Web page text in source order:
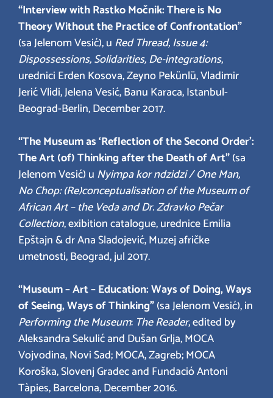
“Interview with Rastko Močnik: There is No
Theory Without the Practice of Confrontation”
(sa Jelenom Vesić), u Red Thread, Issue 4:
Dispossessions, Solidarities, De-integrations,
urednici Erden Kosova, Zeyno Pekünlü, Vladimir
Jerić Vlidi, Jelena Vesić, Banu Karaca, Istanbul-
Beograd-Berlin, December 2017.
“The Museum as ‘Reflection of the Second Order’:
The Art (of) Thinking after the Death of Art”(sa
Jelenom Vesić) u Nyimpa kor ndzidzi / One Man,
No Chop: (Re)conceptualisation of the Museum of
African Art – the Veda and Dr. Zdravko Pečar
Collection, exibition catalogue, urednice Emilia
Epštajn & dr Ana Sladojević, Muzej afričke
umetnosti, Beograd, jul 2017.
“Museum – Art – Education: Ways of Doing, Ways
of Seeing, Ways of Thinking”(sa Jelenom Vesić), in
Performing the Museum: The Reader, edited by
Aleksandra Sekulić and Dušan Grlja, MOCA
Vojvodina, Novi Sad; MOCA, Zagreb; MOCA
Koroška, Slovenj Gradec and Fundació Antoni
Tàpies, Barcelona, December 2016.